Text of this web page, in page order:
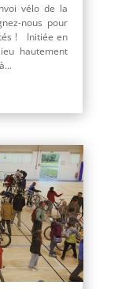
vélo de la
nous pour
! Initiée en
hautement